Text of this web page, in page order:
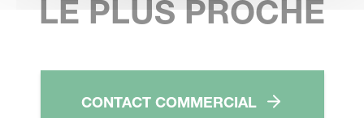
LE PLUS PROCHE
CONTACT COMMERCIAL